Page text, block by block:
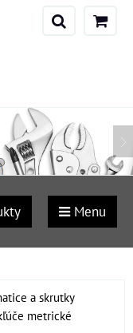
Menu
a skrutky
metrické